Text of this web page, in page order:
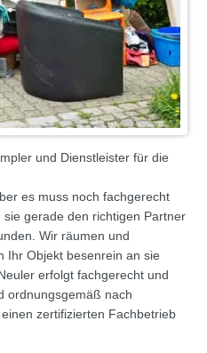
und Dienstleister für die
es muss noch fachgerecht
gerade den richtigen Partner
Wir räumen und
Ihr Objekt besenrein an sie
erfolgt fachgerecht und
ordnungsgemäß nach
zertifizierten Fachbetrieb